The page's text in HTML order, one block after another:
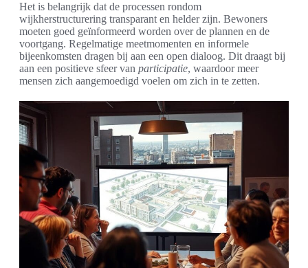
Het is belangrijk dat de processen rondom
wijkherstructurering transparant en helder zijn. Bewoners
moeten goed geïnformeerd worden over de plannen en de
voortgang. Regelmatige meetmomenten en informele
bijeenkomsten dragen bij aan een open dialoog. Dit draagt bij
aan een positieve sfeer van participatie, waardoor meer
mensen zich aangemoedigd voelen om zich in te zetten.